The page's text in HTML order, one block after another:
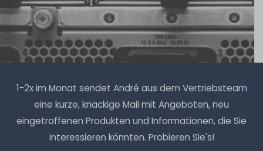
1-2 Tage*
9,90 € *
2Gramm| 4.950,00 € / Kilogramm
Thermal Grizzly Duronaut Wärmeleitpaste / Thermal
Paste - 6g Tube - TG-D-006-R
1-2x im Monat sendet André aus dem Vertriebsteam
eine kurze, knackige Mail mit Angeboten, neu
eingetroffenen Produkten und Informationen, die Sie
interessieren könnten. Probieren Sie's!